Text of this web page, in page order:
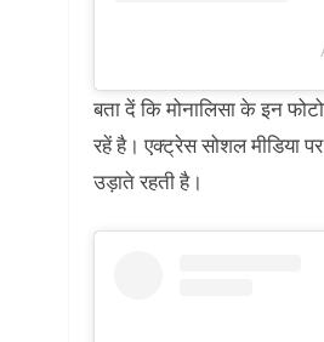
बता दें कि मोनालिसा के इन
रहें है। एक्ट्रेस सोशल
उड़ाते रहती है।